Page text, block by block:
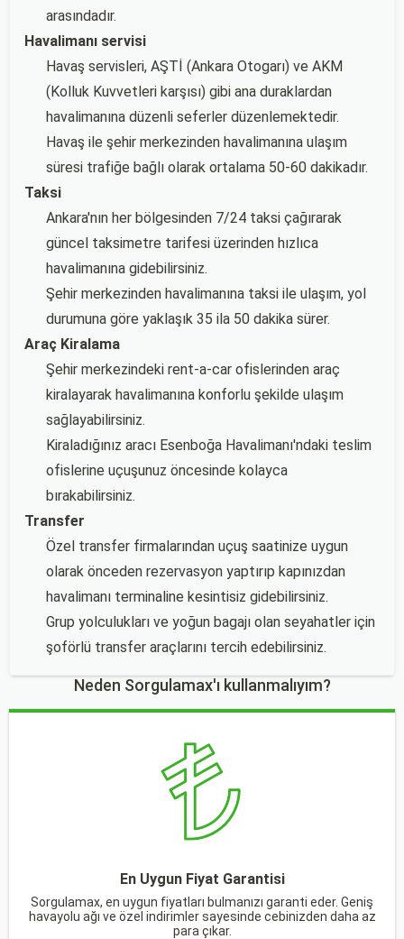
arasındadır.
Havalimanı servisi
Havaş servisleri, AŞTİ (Ankara Otogarı) ve AKM
(Kolluk Kuvvetleri karşısı) gibi ana duraklardan
havalimanına düzenli seferler düzenlemektedir.
Havaş ile şehir merkezinden havalimanına ulaşım
süresi trafiğe bağlı olarak ortalama 50-60 dakikadır.
Taksi
Ankara'nın her bölgesinden 7/24 taksi çağırarak
güncel taksimetre tarifesi üzerinden hızlıca
havalimanına gidebilirsiniz.
Şehir merkezinden havalimanına taksi ile ulaşım, yol
durumuna göre yaklaşık 35 ila 50 dakika sürer.
Araç Kiralama
Şehir merkezindeki rent-a-car ofislerinden araç
kiralayarak havalimanına konforlu şekilde ulaşım
sağlayabilirsiniz.
Kiraladığınız aracı Esenboğa Havalimanı'ndaki teslim
ofislerine uçuşunuz öncesinde kolayca
bırakabilirsiniz.
Transfer
Özel transfer firmalarından uçuş saatinize uygun
olarak önceden rezervasyon yaptırıp kapınızdan
havalimanı terminaline kesintisiz gidebilirsiniz.
Grup yolculukları ve yoğun bagajı olan seyahatler için
şoförlü transfer araçlarını tercih edebilirsiniz.
Neden Sorgulamax'ı kullanmalıyım?
En Uygun Fiyat Garantisi
Sorgulamax, en uygun fiyatları bulmanızı garanti eder. Geniş
havayolu ağı ve özel indirimler sayesinde cebinizden daha az
para çıkar.